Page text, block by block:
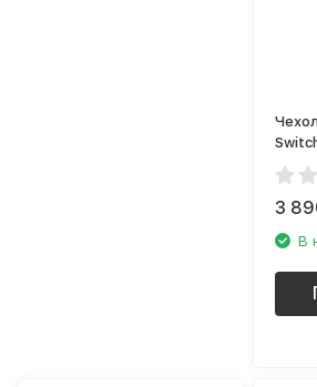
для
3
В